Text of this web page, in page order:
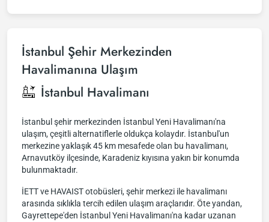
İstanbul Şehir Merkezinden
Havalimanına Ulaşım
İstanbul Havalimanı
İstanbul şehir merkezinden İstanbul Yeni Havalimanı'na
ulaşım, çeşitli alternatiflerle oldukça kolaydır. İstanbul'un
merkezine yaklaşık 45 km mesafede olan bu havalimanı,
Arnavutköy ilçesinde, Karadeniz kıyısına yakın bir konumda
bulunmaktadır.
İETT ve HAVAIST otobüsleri, şehir merkezi ile havalimanı
arasında sıklıkla tercih edilen ulaşım araçlarıdır. Öte yandan,
Gayrettepe'den İstanbul Yeni Havalimanı'na kadar uzanan